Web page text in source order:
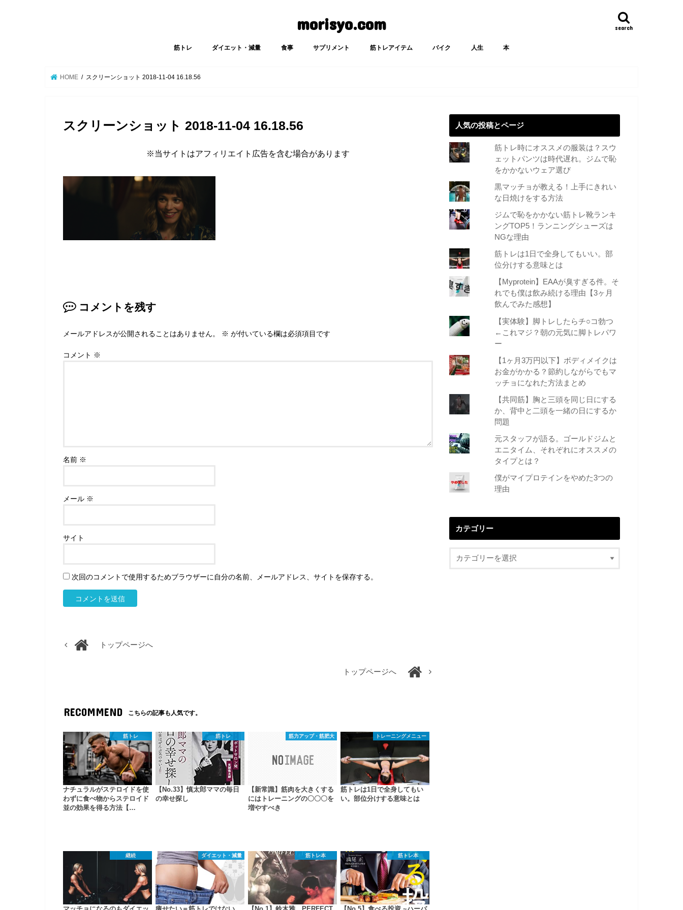
morisyo.com search
筋トレ ダイエット・減量 食事 サプリメント 筋トレアイテム バイク 人生 本
HOME スクリーンショット 2018-11-04 16.18.56
スクリーンショット 2018-11-04 16.18.56
※当サイトはアフィリエイト広告を含む場合があります
コメントを残す
メールアドレスが公開されることはありません。 ※ が付いている欄は必須項目です
コメント ※
名前 ※
メール ※
サイト
次回のコメントで使用するためブラウザーに自分の名前、メールアドレス、サイトを保存する。
トップページへ
トップページへ
RECOMMEND こちらの記事も人気です。
筋トレ
ナチュラルがステロイドを使
わずに食べ物からステロイド
並の効果を得る方法【…
筋トレ
【No.33】慎太郎ママの毎日
の幸せ探し
筋力アップ・筋肥大
【新常識】筋肉を大きくする
にはトレーニングの〇〇〇を
増やすべき
トレーニングメニュー
筋トレは1日で全身してもい
い。部位分けする意味とは
継続 ダイエット・減量 筋トレ本 筋トレ本
人気の投稿とページ
筋トレ時にオススメの服装は？スウ
ェットパンツは時代遅れ。ジムで恥
をかかないウェア選び
黒マッチョが教える！上手にきれい
な日焼けをする方法
ジムで恥をかかない筋トレ靴ランキ
ングTOP5！ランニングシューズは
NGな理由
筋トレは1日で全身してもいい。部
位分けする意味とは
【Myprotein】EAAが臭すぎる件。そ
れでも僕は飲み続ける理由【3ヶ月
飲んでみた感想】
【実体験】脚トレしたらチ○コ勃つ
←これマジ？朝の元気に脚トレパワ
ー
【1ヶ月3万円以下】ボディメイクは
お金がかかる？節約しながらでもマ
ッチョになれた方法まとめ
【共同筋】胸と三頭を同じ日にする
か、背中と二頭を一緒の日にするか
問題
元スタッフが語る。ゴールドジムと
エニタイム、それぞれにオススメの
タイプとは？
僕がマイプロテインをやめた3つの
理由
カテゴリー